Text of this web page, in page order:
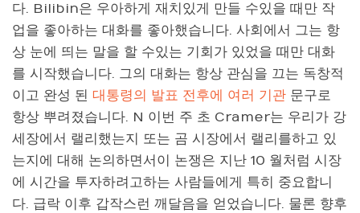
다. Bilibin은 우아하게 재치있게 만들 수있을 때만 작
업을 좋아하는 대화를 좋아했습니다. 사회에서 그는 항
상 눈에 띄는 말을 할 수있는 기회가 있었을 때만 대화
를 시작했습니다. 그의 대화는 항상 관심을 끄는 독창적
이고 완성 된 대통령의 발표 전후에 여러 기관 문구로
항상 뿌려졌습니다. N 이번 주 초 Cramer는 우리가 강
세장에서 랠리했는지 또는 곰 시장에서 랠리를하고 있
는지에 대해 논의하면서이 논쟁은 지난 10 월처럼 시장
에 시간을 투자하려고하는 사람들에게 특히 중요합니
다. 급락 이후 갑작스런 깨달음을 얻었습니다. 물론 향후